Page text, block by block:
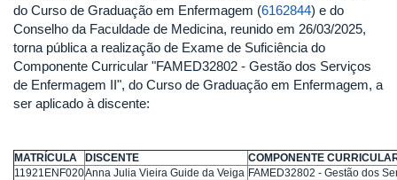
do Curso de Graduação em Enfermagem (6162844) e do
Conselho da Faculdade de Medicina, reunido em 26/03/2025,
torna pública a realização de Exame de Suficiência do
Componente Curricular "FAMED32802 - Gestão dos Serviços
de Enfermagem II", do Curso de Graduação em Enfermagem, a
ser aplicado à discente:
MATRÍCULA DISCENTE​
COMPONENTE
11921ENF020Anna Julia Vieira Guide da Veiga FAMED32802 - Gestão dos